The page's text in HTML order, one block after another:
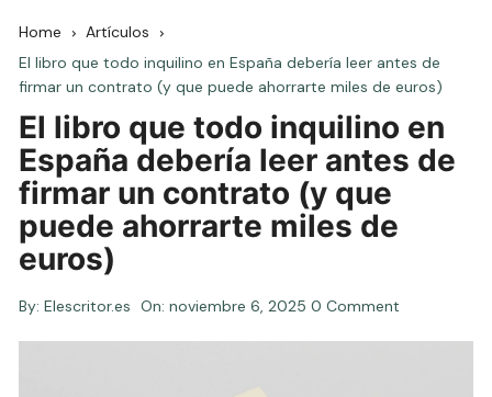
Home
Artículos
El libro que todo inquilino en España debería leer antes de
firmar un contrato (y que puede ahorrarte miles de euros)
El libro que todo inquilino en
España debería leer antes de
firmar un contrato (y que
puede ahorrarte miles de
euros)
By: Elescritor.es On:noviembre 6, 2025 0 Comment